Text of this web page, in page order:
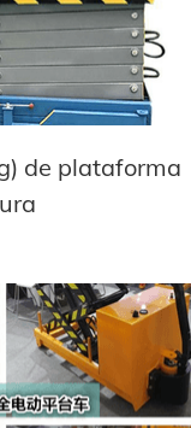
de plataforma